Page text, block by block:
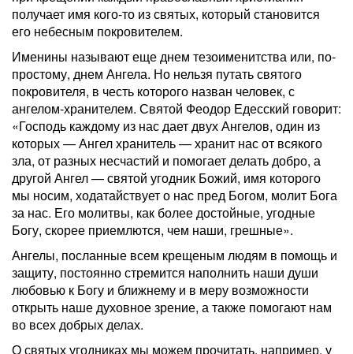
получает имя кого-то из святых, который становится
его небесным покровителем.
Именины называют еще днем тезоименитства или, по-
простому, днем Ангела. Но нельзя путать святого
покровителя, в честь которого назван человек, с
ангелом-хранителем. Святой Феодор Едесский говорит:
«Господь каждому из нас дает двух Ангелов, один из
которых — Ангел хранитель — хранит нас от всякого
зла, от разных несчастий и помогает делать добро, а
другой Ангел — святой угодник Божий, имя которого
мы носим, ходатайствует о нас пред Богом, молит Бога
за нас. Его молитвы, как более достойные, угодные
Богу, скорее приемлются, чем наши, грешные».
Ангелы, посланные всем крещеным людям в помощь и
защиту, постоянно стремится наполнить наши души
любовью к Богу и ближнему и в меру возможности
открыть наше духовное зрение, а также помогают нам
во всех добрых делах.
О святых угодниках мы можем прочитать, например, у